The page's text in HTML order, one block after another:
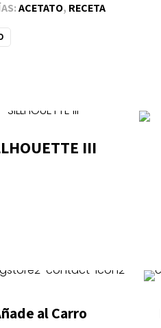
ACETATO, RECETA
III
pueden
al Carro